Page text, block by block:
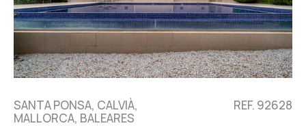
SANTA PONSA, CALVIÀ,
MALLORCA, BALEARES
REF. 92628